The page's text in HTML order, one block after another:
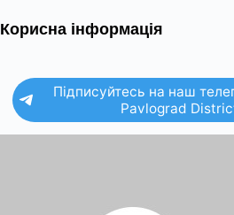
Корисна інформація
Підписуйтесь на наш
Pavlograd